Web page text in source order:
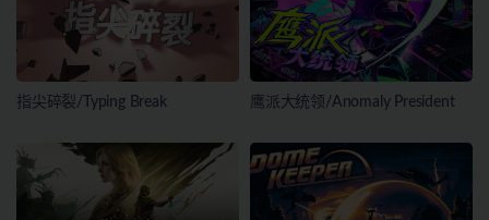
指尖碎裂/Typing Break 鹰派大统领/Anomaly President